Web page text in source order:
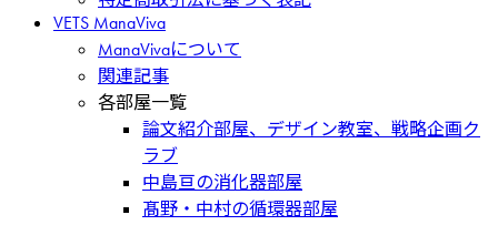
VETS ManaViva
ManaVivaについて
関連記事
各部屋一覧
論文紹介部屋、デザイン教室、戦略企画ク
ラブ
中島亘の消化器部屋
髙野・中村の循環器部屋